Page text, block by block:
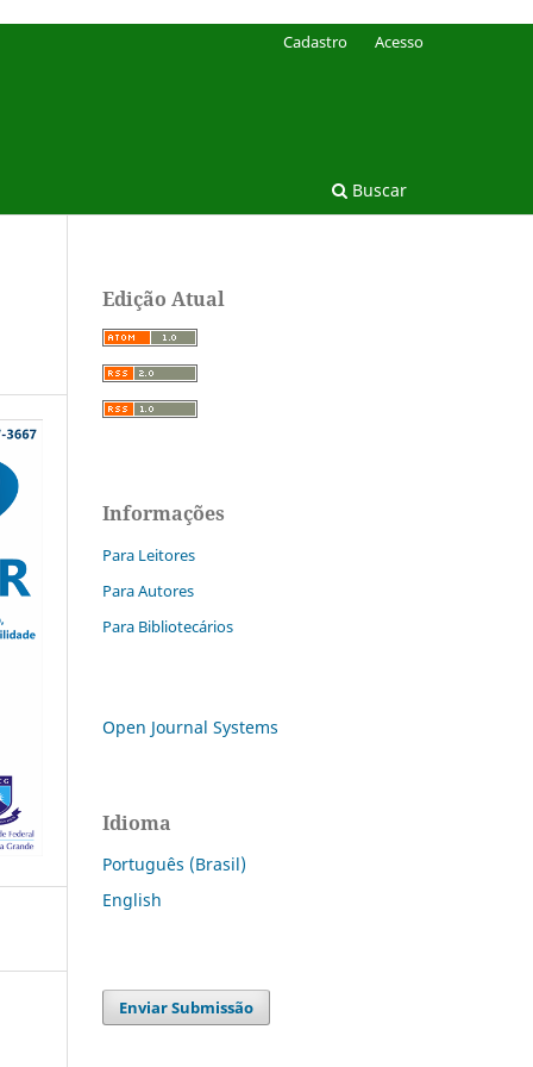
Buscar
Cadastro Acesso
Edição Atual
Informações
Para Leitores
Para Autores
Para Bibliotecários
Open Journal Systems
Idioma
Português (Brasil)
English
Enviar Submissão